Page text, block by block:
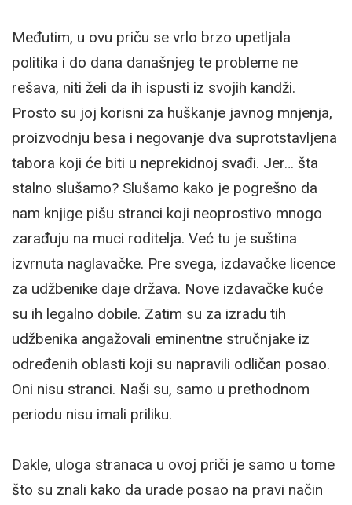
Međutim, u ovu priču se vrlo brzo upetljala
politika i do dana današnjeg te probleme ne
rešava, niti želi da ih ispusti iz svojih kandži.
Prosto su joj korisni za huškanje javnog mnjenja,
proizvodnju besa i negovanje dva suprotstavljena
tabora koji će biti u neprekidnoj svađi. Jer… šta
stalno slušamo? Slušamo kako je pogrešno da
nam knjige pišu stranci koji neoprostivo mnogo
zarađuju na muci roditelja. Već tu je suština
izvrnuta naglavačke. Pre svega, izdavačke licence
za udžbenike daje država. Nove izdavačke kuće
su ih legalno dobile. Zatim su za izradu tih
udžbenika angažovali eminentne stručnjake iz
određenih oblasti koji su napravili odličan posao.
Oni nisu stranci. Naši su, samo u prethodnom
periodu nisu imali priliku.
Dakle, uloga stranaca u ovoj priči je samo u tome
što su znali kako da urade posao na pravi način